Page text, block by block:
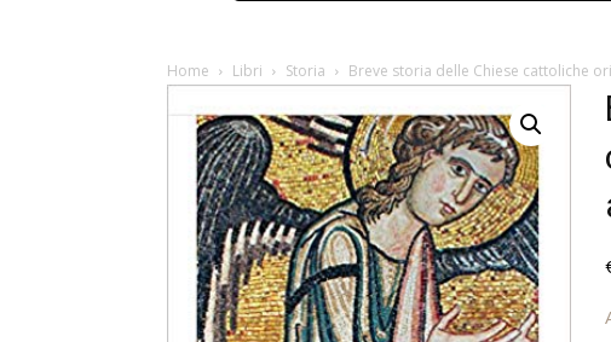
Home Libri Storia Breve storia delle Chiese cattoliche